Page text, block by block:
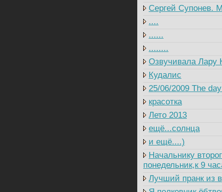
Сергей Супонев.
....
......
........
Озвучивала Лару
Кудалис
25/06/2009 The
красотка
Лето 2013
ещё...солнца
и ещё....)
Начальнику
понедельник,к 9
Лучший пранк из